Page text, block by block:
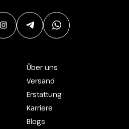
Über uns
Versand
Erstattung
Karriere
Blogs